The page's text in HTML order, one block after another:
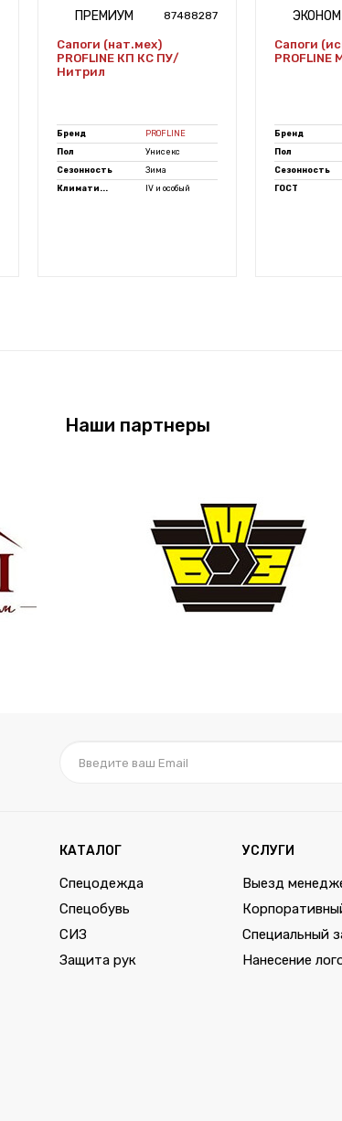
ПРЕМИУМ 87488287
Сапоги (нат.мех)
PROFLINE КП КС ПУ/
Нитрил
Бренд
PROFLINE
Пол
Унисекс
Сезонность
Зима
Климати...
IV и особый
ЭКОНОМ
Сапоги
PROFLINE
Бренд
Пол
Сезонность
ГОСТ
Наши партнеры
КАТАЛОГ
Спецодежда
Спецобувь
СИЗ
Защита рук
УСЛУГИ
Выезд
Специальный
Нанесение